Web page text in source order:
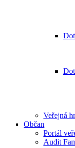
Veřejná
Občan
Portál
Audit